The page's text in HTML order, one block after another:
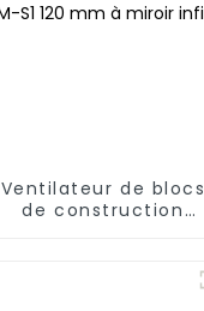
Ventilateur de blocs
de construction